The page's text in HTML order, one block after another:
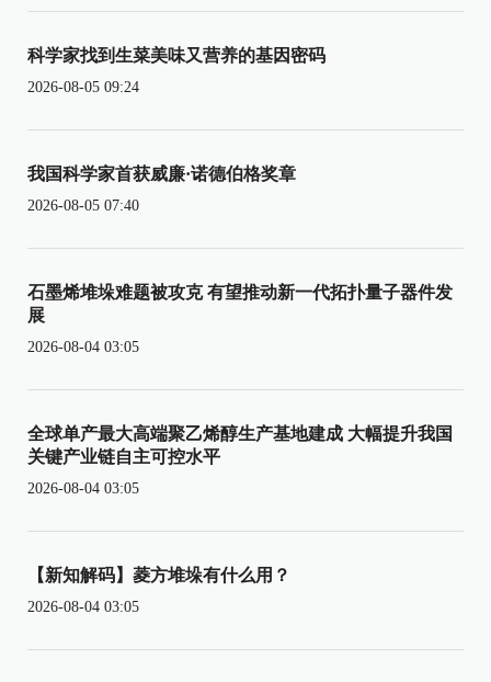
科学家找到生菜美味又营养的基因密码
2026-08-05 09:24
我国科学家首获威廉·诺德伯格奖章
2026-08-05 07:40
石墨烯堆垛难题被攻克 有望推动新一代拓扑量子器件发
展
2026-08-04 03:05
全球单产最大高端聚乙烯醇生产基地建成 大幅提升我国
关键产业链自主可控水平
2026-08-04 03:05
【新知解码】菱方堆垛有什么用？
2026-08-04 03:05